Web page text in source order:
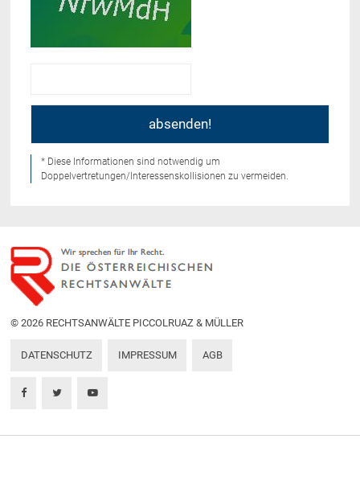
* Diese Informationen sind notwendig um
Doppelvertretungen/Interessenskollisionen zu vermeiden.
© 2026 RECHTSANWÄLTE PICCOLRUAZ & MÜLLER
DATENSCHUTZ IMPRESSUM AGB